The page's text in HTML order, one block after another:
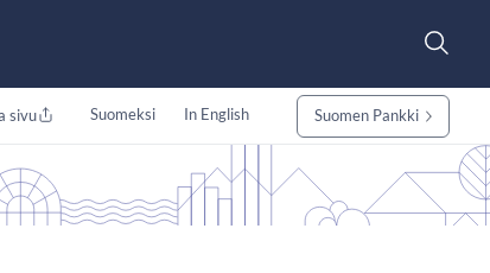
sivu Suomeksi In English Suomen Pankki